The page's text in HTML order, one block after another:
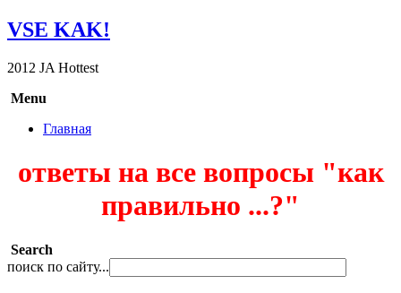
VSE KAK!
2012 JA Hottest
Menu
Главная
ответы на все вопросы "как
правильно ...?"
Search
поиск по сайту...